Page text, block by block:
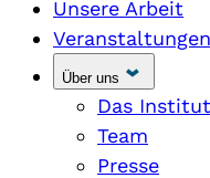
Unsere Arbeit
Veranstaltungen
Über uns
Das Institut
Team
Presse